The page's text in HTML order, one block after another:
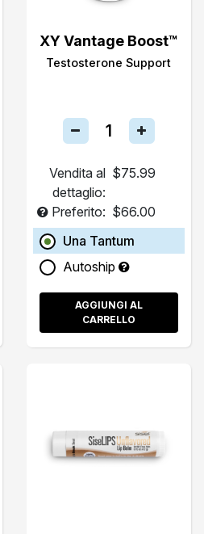
XY Vantage Boost™
Testosterone Support
Vendita al
dettaglio:
$75.99
Preferito: $66.00
Una Tantum
Autoship
AGGIUNGI AL
CARRELLO